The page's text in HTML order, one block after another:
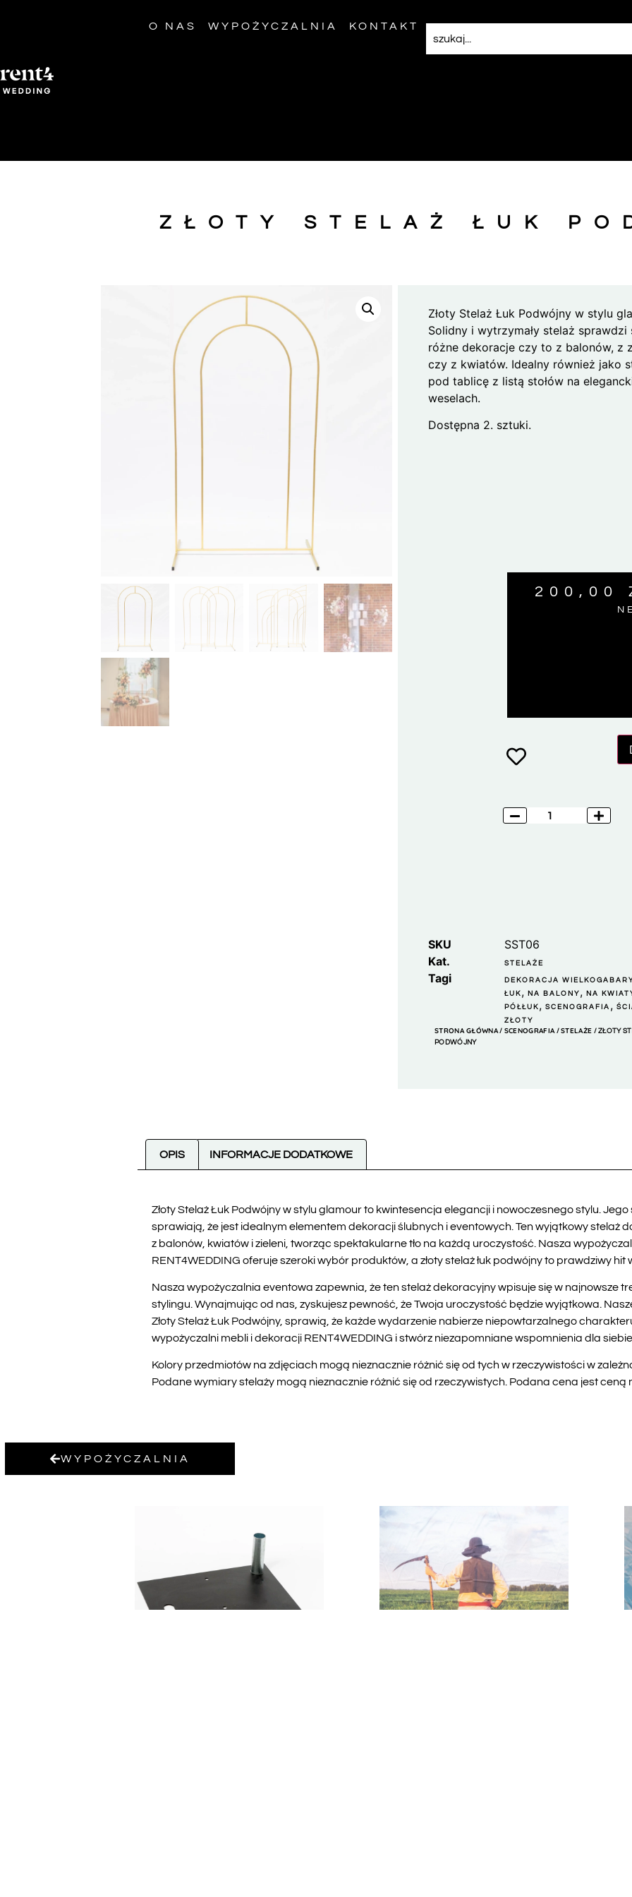
O NAS WYPOŻYCZALNIA KONTAKT
ZŁOTY STELAŻ ŁUK
Złoty Stelaż Łuk Podwójny w stylu
Solidny i wytrzymały stelaż sprawdzi
różne dekoracje czy to z balonów, z
czy z kwiatów. Idealny również jako
pod tablicę z listą stołów na
weselach.
Dostępna 2. sztuki.
200,00
SKU
SST06
Kat.
STELAŻE
Tagi DEKORACJA
ŁUK ,NA BALONY ,NA
PÓŁŁUK ,SCENOGRAFIA ,
ZŁOTY
STRONA GŁÓWNA/ SCENOGRAFIA /STELAŻE / ZŁOTY
PODWÓJNY
OPIS INFORMACJE DODATKOWE
Złoty Stelaż Łuk Podwójny w stylu glamour to kwintesencja elegancji i nowoczesnego stylu. Jego
sprawiają, że jest idealnym elementem dekoracji ślubnych i eventowych. Ten wyjątkowy stelaż
z balonów, kwiatów i zieleni, tworząc spektakularne tło na każdą uroczystość. Nasza
RENT4WEDDING oferuje szeroki wybór produktów, a złoty stelaż łuk podwójny to prawdziwy hit
Nasza wypożyczalnia eventowa zapewnia, że ten stelaż dekoracyjny wpisuje się w najnowsze
stylingu. Wynajmując od nas, zyskujesz pewność, że Twoja uroczystość będzie wyjątkowa.
Złoty Stelaż Łuk Podwójny, sprawią, że każde wydarzenie nabierze niepowtarzalnego
wypożyczalni mebli i dekoracji RENT4WEDDING i stwórz niezapomniane wspomnienia dla
Kolory przedmiotów na zdjęciach mogą nieznacznie różnić się od tych w rzeczywistości w
Podane wymiary stelaży mogą nieznacznie różnić się od rzeczywistych. Podana cena jest ceną
WYPOŻYCZALNIA